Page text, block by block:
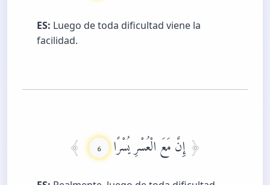
ES: Luego de toda dificultad viene la
facilidad.
إِنَّ مَعَ الْعُسْرِ يُسْرًا 6